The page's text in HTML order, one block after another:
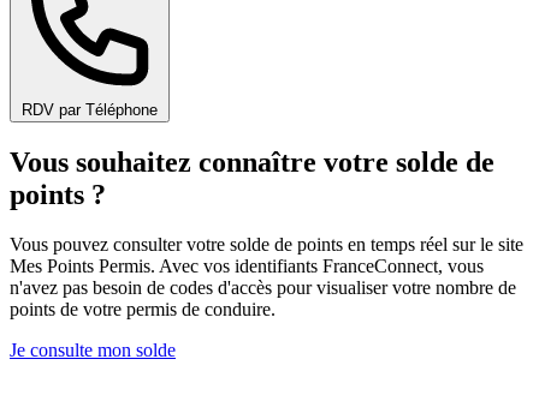
RDV par Téléphone
Vous souhaitez connaître votre solde de
points ?
Vous pouvez consulter votre solde de points en temps réel sur le site
Mes Points Permis. Avec vos identifiants FranceConnect, vous
n'avez pas besoin de codes d'accès pour visualiser votre nombre de
points de votre permis de conduire.
Je consulte mon solde